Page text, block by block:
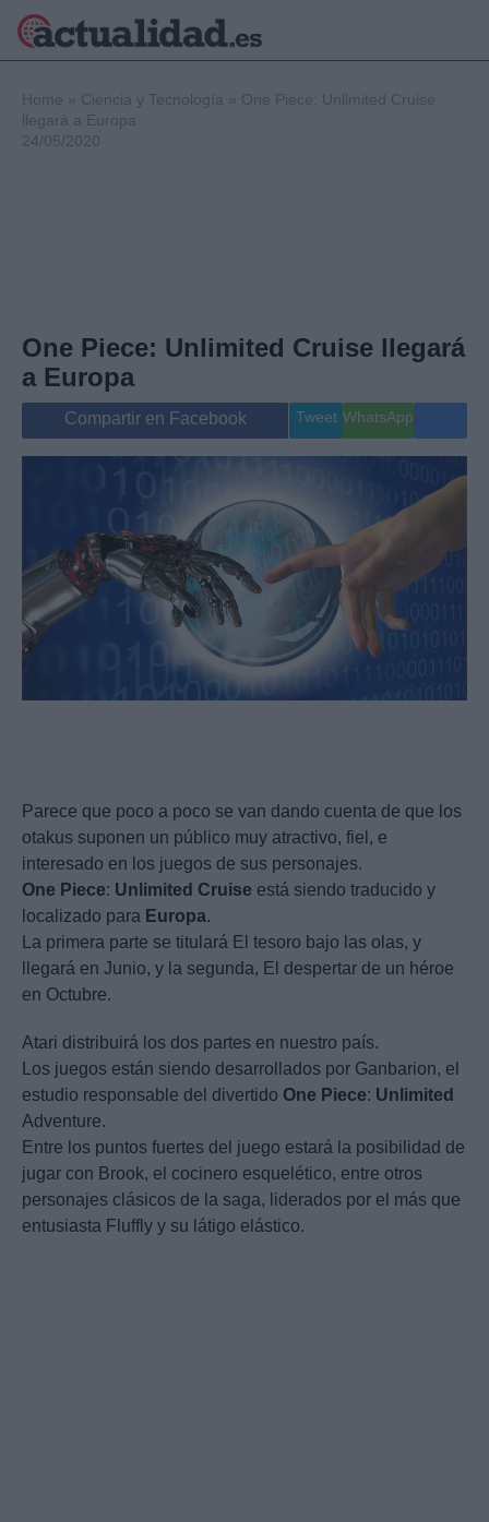
Internacional
Viajes
Musica
Home » Ciencia y Tecnología » One Piece: Unlimited Cruise
llegará a Europa
24/05/2020
One Piece: Unlimited Cruise llegará
a Europa
Compartir en Facebook Tweet WhatsApp
Parece que poco a poco se van dando cuenta de que los
otakus suponen un público muy atractivo, fiel, e
interesado en los juegos de sus personajes.
One Piece: Unlimited Cruise está siendo traducido y
localizado para Europa.
La primera parte se titulará El tesoro bajo las olas, y
llegará en Junio, y la segunda, El despertar de un héroe
en Octubre.
Atari distribuirá los dos partes en nuestro país.
Los juegos están siendo desarrollados por Ganbarion, el
estudio responsable del divertido One Piece: Unlimited
Adventure.
Entre los puntos fuertes del juego estará la posibilidad de
jugar con Brook, el cocinero esquelético, entre otros
personajes clásicos de la saga, liderados por el más que
entusiasta Fluffly y su látigo elástico.